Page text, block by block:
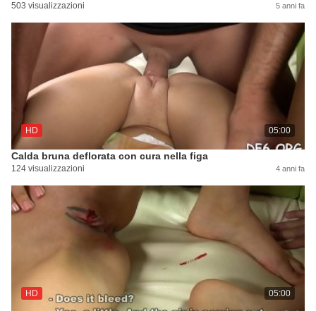
503 visualizzazioni 5 anni fa
HD 05:00
Calda bruna deflorata con cura nella figa
124 visualizzazioni 4 anni fa
HD 05:00